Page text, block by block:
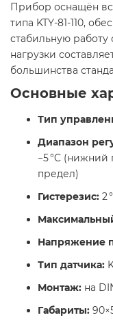
Прибор оснащён
типа KTY-81-110,
стабильную
нагрузки
большинства
Основные
Тип
Диапазон
−5 °C (нижний
предел)
Гистерезис: 2
Напряжение
Тип датчика:
Монтаж: на
Габариты: